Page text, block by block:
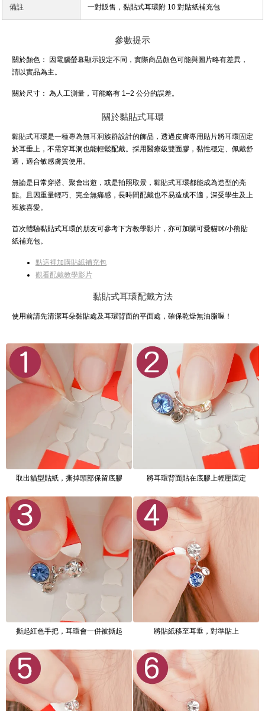
備註 一對販售，黏貼式耳環附 10 對貼紙補充包
參數提示
關於顏色：
因電腦螢幕顯示設定不同，實際商品顏色可能與圖片略有差異，
請以實品為主。
關於尺寸： 為人工測量，可能略有 1–2 公分的誤差。
關於黏貼式耳環
黏貼式耳環是一種專為無耳洞族群設計的飾品，透過皮膚專用貼片將耳環固定
於耳垂上，不需穿耳洞也能輕鬆配戴。採用醫療級雙面膠，黏性穩定、佩戴舒
適，適合敏感膚質使用。
無論是日常穿搭、聚會出遊，或是拍照取景，黏貼式耳環都能成為造型的亮
點。且因重量輕巧、完全無痛感，長時間配戴也不易造成不適，深受學生及上
班族喜愛。
首次體驗黏貼式耳環的朋友可參考下方教學影片，亦可加購可愛貓咪/小熊貼
紙補充包。
點這裡加購貼紙補充包
觀看配戴教學影片
黏貼式耳環配戴方法
使用前請先清潔耳朵黏貼處及耳環背面的平面處，確保乾燥無油脂喔！
取出貓型貼紙，撕掉頭部保留底膠 將耳環背面貼在底膠上輕壓固定
撕起紅色手把，耳環會一併被撕起 將貼紙移至耳垂，對準貼上